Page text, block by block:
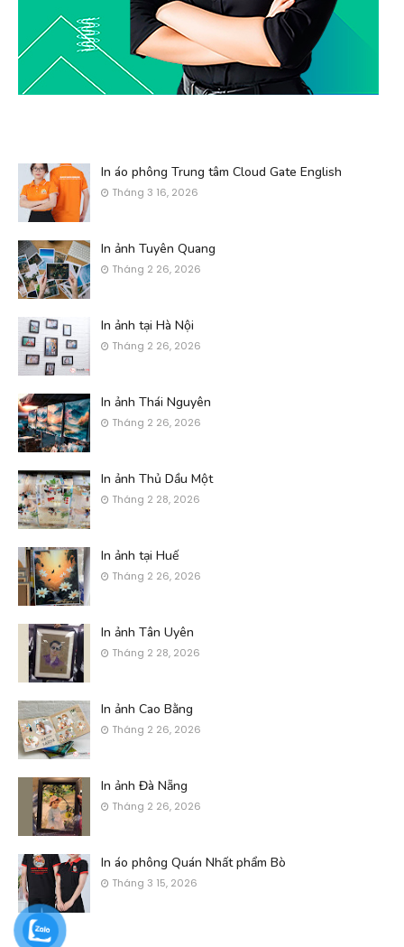
In áo phông Trung tâm Cloud Gate English
Tháng 3 16, 2026
In ảnh Tuyên Quang
Tháng 2 26, 2026
In ảnh tại Hà Nội
Tháng 2 26, 2026
In ảnh Thái Nguyên
Tháng 2 26, 2026
In ảnh Thủ Dầu Một
Tháng 2 28, 2026
In ảnh tại Huế
Tháng 2 26, 2026
In ảnh Tân Uyên
Tháng 2 28, 2026
In ảnh Cao Bằng
Tháng 2 26, 2026
In ảnh Đà Nẵng
Tháng 2 26, 2026
In áo phông Quán Nhất phẩm Bò
Tháng 3 15, 2026